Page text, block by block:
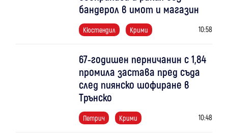
бандерол в имот и магазин
Кюстендил Крими 10:58
67-годишен перничанин с 1,84
промила застава пред съда
след пиянско шофиране в
Трънско
Петрич Крими 10:48